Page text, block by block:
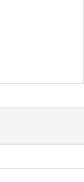
которые